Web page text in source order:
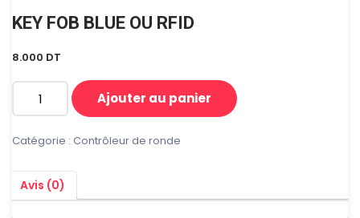
KEY FOB BLUE OU RFID
8.000 DT
quantité
KEY
BLUE
OU
RFID
Ajouter au panier
Catégorie : Contrôleur de ronde
Avis (0)